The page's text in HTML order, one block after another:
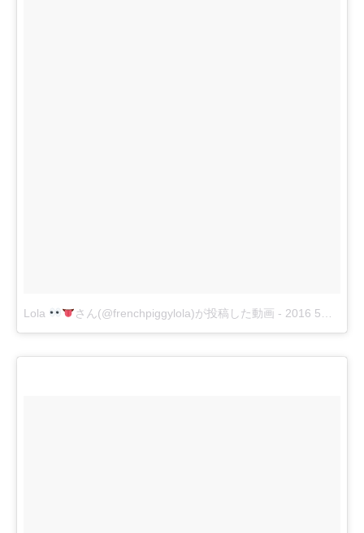
Lola さん(@frenchpiggylola)が投稿した動画 - 2016 5月 9 7:15午後 PDT